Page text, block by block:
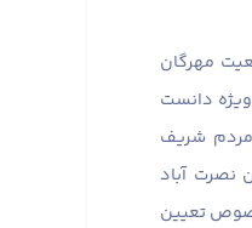
مهرگان
دانست
شریف
نصرت آباد
تعیین